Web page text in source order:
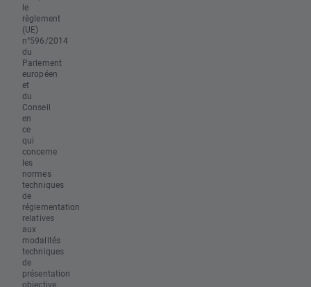
le
règlement
(UE)
n°596/2014
du
Parlement
européen
et
du
Conseil
en
ce
qui
concerne
les
normes
techniques
de
réglementation
relatives
aux
modalités
techniques
de
présentation
objective